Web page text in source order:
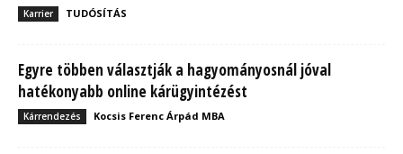
Karrier TUDÓSÍTÁS
Egyre többen választják a hagyományosnál jóval
hatékonyabb online kárügyintézést
Kárrendezés Kocsis Ferenc Árpád MBA